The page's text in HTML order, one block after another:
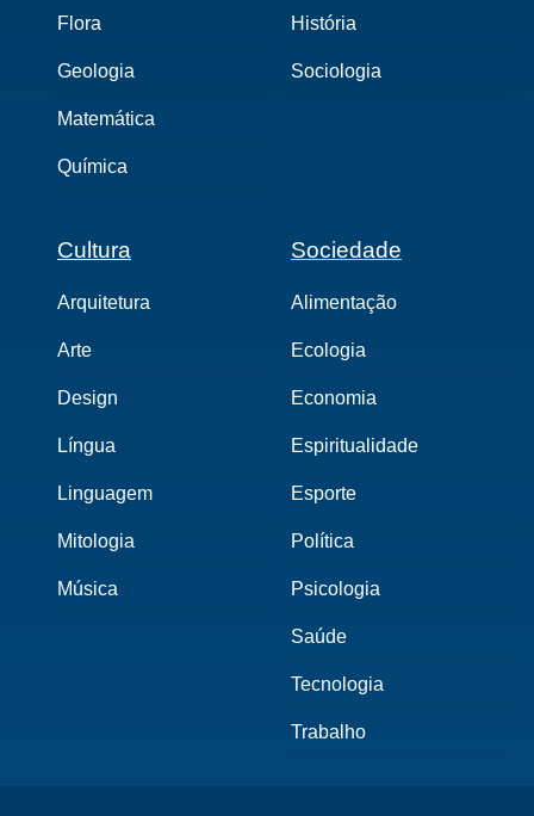
Flora
Geologia
Matemática
Química
História
Sociologia
Cultura
Arquitetura
Arte
Design
Língua
Linguagem
Mitologia
Música
Sociedade
Alimentação
Ecologia
Economia
Espiritualidade
Esporte
Política
Psicologia
Saúde
Tecnologia
Trabalho